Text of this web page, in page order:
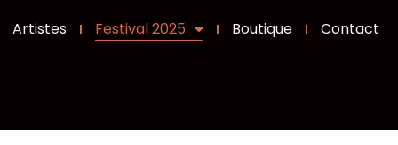
Artistes Festival 2025 Boutique Contact